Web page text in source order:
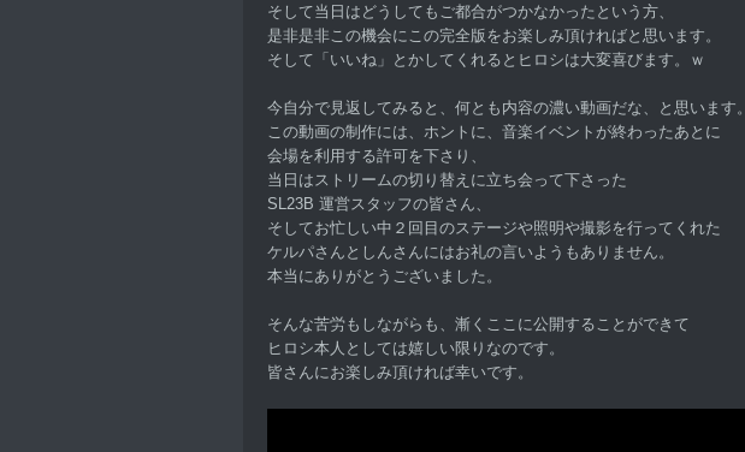
そして当日はどうしてもご都合がつかなかったという方、
是非是非この機会にこの完全版をお楽しみ頂ければと思います。
そして「いいね」とかしてくれるとヒロシは大変喜びます。ｗ
今自分で見返してみると、何とも内容の濃い動画だな、と思います。
この動画の制作には、ホントに、音楽イベントが終わったあとに
会場を利用する許可を下さり、
当日はストリームの切り替えに立ち会って下さった
SL23B 運営スタッフの皆さん、
そしてお忙しい中２回目のステージや照明や撮影を行ってくれた
ケルパさんとしんさんにはお礼の言いようもありません。
本当にありがとうございました。
そんな苦労もしながらも、漸くここに公開することができて
ヒロシ本人としては嬉しい限りなのです。
皆さんにお楽しみ頂ければ幸いです。